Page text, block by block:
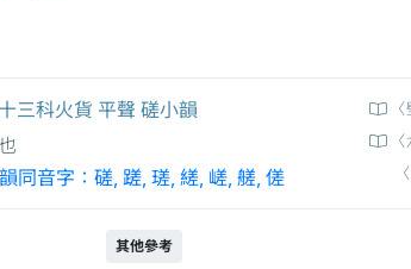
三科火貨 平聲 磋小韻
同音字：磋, 蹉, 瑳, 縒, 嵯, 艖, 傞
其他參考